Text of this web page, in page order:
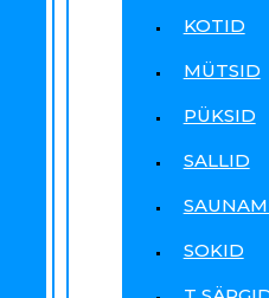
KOTID
MÜTSID
PÜKSID
SALLID
SOKID